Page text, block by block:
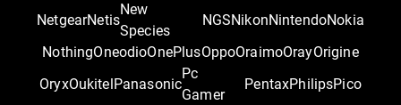
NetgearNetis
New
Species
NGSNikonNintendoNokia
NothingOneodioOnePlusOppoOraimoOrayOrigine
OryxOukitel Panasonic
Pc
Gamer
PentaxPhilipsPico